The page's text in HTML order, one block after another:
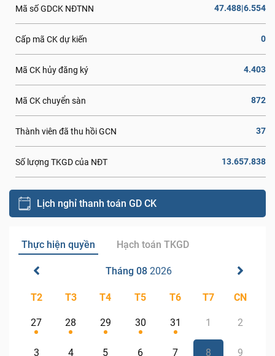
Mã số GDCK NĐTNN 47.488|6.554
Cấp mã CK dự kiến 0
Mã CK hủy đăng ký 4.403
Mã CK chuyển sàn 872
Thành viên đã thu hồi GCN 37
Số lượng TKGD của NĐT 13.657.838
Lịch nghỉ thanh toán GD CK
Thực hiện quyền Hạch toán TKGD
Tháng 08 2026
T2 T3 T4 T5 T6 T7 CN
27 28 29 30 31 1 2
3 4 5 6 7 8 9